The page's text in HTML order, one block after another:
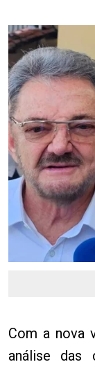
Com a nova
análise das